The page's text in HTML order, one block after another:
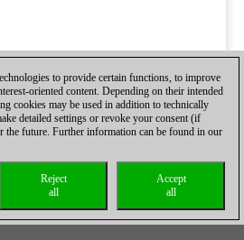
to provide certain functions, to improve
oriented content. Depending on their intended
cookies may be used in addition to technically
detailed settings or revoke your consent (if
the future. Further information can be found in our
Accept
all
Reject
all